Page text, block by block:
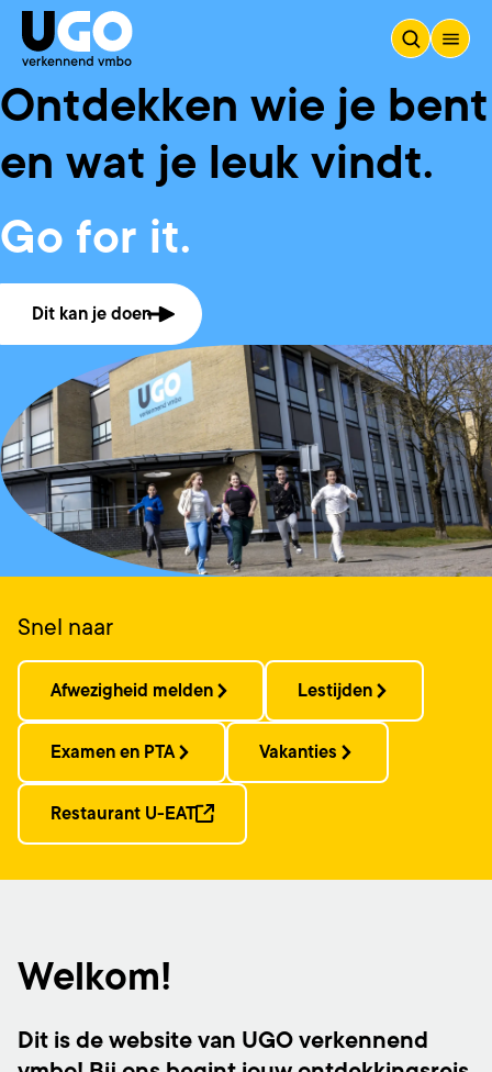
Home UGO
Ontdekken wie je bent
en wat je leuk vindt.
Go for it.
Dit kan je doen
Snel naar
Afwezigheid melden Lestijden
Examen en PTA Vakanties
Restaurant U-EAT
Welkom!
Dit is de website van UGO verkennend